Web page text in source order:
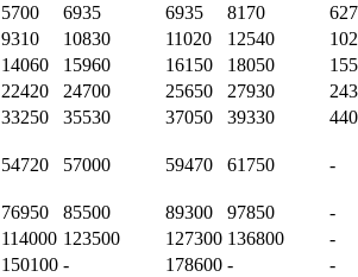
5700 6935 6935 8170
9310 10830 11020 12540
14060 15960 16150 18050
22420 24700 25650 27930
33250 35530 37050 39330
54720 57000 59470 61750 -
76950 85500 89300 97850
-
114000 123500 127300 136800
-
150100 - 178600 -
-